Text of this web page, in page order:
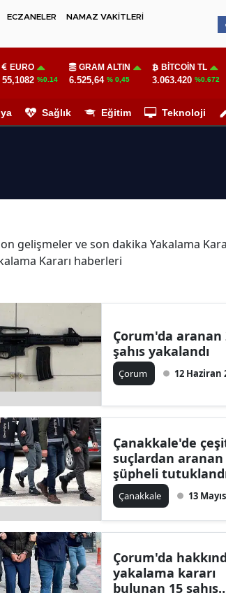
ECZANELER
NAMAZ VAKİTLERİ
EURO
55,1082 %0.14
GRAM ALTIN
6.525,64 % 0,45
BITCOIN TL
3.063.420 %0.672
Sağlık Eğitim Teknoloji
gelişmeler ve son dakika Yakalama
Kararı haberleri
Çorum'da aranan
şahıs yakalandı
Çorum 12 Haziran
Çanakkale'de
suçlardan aranan
şüpheli
Çanakkale 13
Çorum'da
yakalama kararı
bulunan 15 şahıs